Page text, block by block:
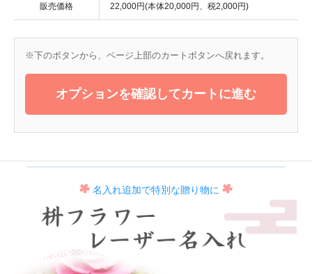
販売価格 22,000円(本体20,000円、税2,000円)
※下のボタンから、ページ上部のカートボタンへ戻れます。
オプションを確認してカートに進む
名入れ追加で特別な贈り物に